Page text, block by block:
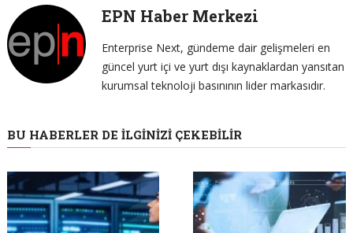
EPN Haber Merkezi
Enterprise Next, gündeme dair gelişmeleri en
güncel yurt içi ve yurt dışı kaynaklardan yansıtan
kurumsal teknoloji basınının lider markasıdır.
BU HABERLER DE İLGINIZI ÇEKEBILIR